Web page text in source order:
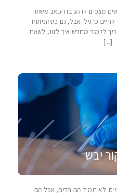
מצפים לרגע בו הכאב פשוט
לחיים כרגיל. אבל, גם כשהניתוח
ללמוד מחדש איך לזוז, לשאת
[...]
יבש
לא תמיד הם חדים, אבל הם